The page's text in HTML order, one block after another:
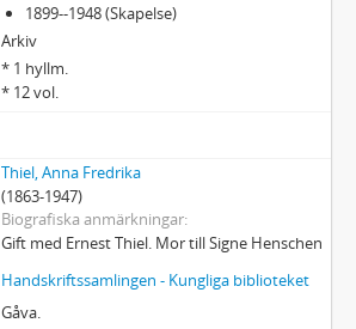
1899--1948 (Skapelse)
Arkiv
* 1 hyllm.
* 12 vol.
Thiel, Anna Fredrika
(1863-1947)
Biografiska anmärkningar
Gift med Ernest Thiel. Mor till Signe Henschen
Handskriftssamlingen - Kungliga biblioteket
Gåva.